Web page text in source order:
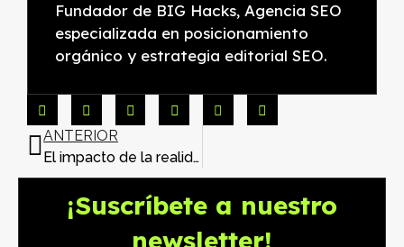
Fundador de BIG Hacks, Agencia SEO
especializada en posicionamiento
orgánico y estrategia editorial SEO.
ANTERIOR
El impacto de la realidad virtual en el emprendimiento
¡Suscríbete a nuestro
newsletter!